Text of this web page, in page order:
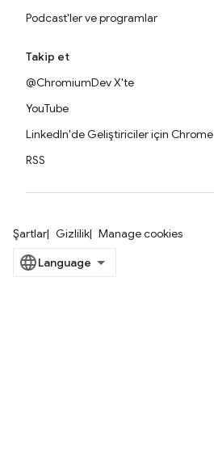
Podcast'ler ve programlar
Takip et
@ChromiumDev X'te
YouTube
LinkedIn'de Geliştiriciler için Chrome
RSS
Şartlar Gizlilik Manage cookies